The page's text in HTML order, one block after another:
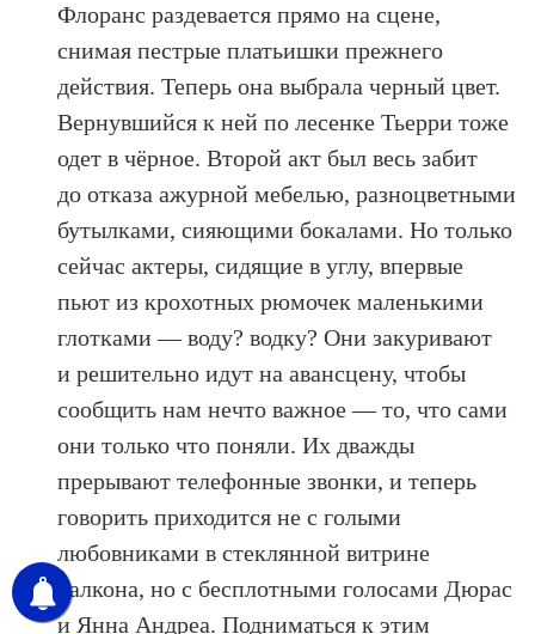
Флоранс раздевается прямо на сцене,
снимая пестрые платьишки прежнего
действия. Теперь она выбрала черный цвет.
Вернувшийся к ней по лесенке Тьерри тоже
одет в чёрное. Второй акт был весь забит
до отказа ажурной мебелью, разноцветными
бутылками, сияющими бокалами. Но только
сейчас актеры, сидящие в углу, впервые
пьют из крохотных рюмочек маленькими
глотками — воду? водку? Они закуривают
и решительно идут на авансцену, чтобы
сообщить нам нечто важное — то, что сами
они только что поняли. Их дважды
прерывают телефонные звонки, и теперь
говорить приходится не с голыми
любовниками в стеклянной витрине
балкона, но с бесплотными голосами Дюрас
и Янна Андреа. Подниматься к этим